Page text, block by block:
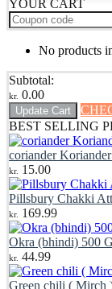
YOUR CART
No products
Subtotal:
kr. 0.00
Update Cart
BEST SELLING
coriander
kr. 15.00
Pillsbury Chakki
kr. 169.99
Okra (bhindi) 500
kr. 44.99
Green chili ( Mirch